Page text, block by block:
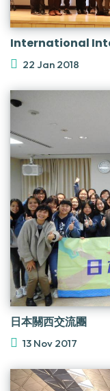
International
22 Jan 2018
日本關西交流團
13 Nov 2017